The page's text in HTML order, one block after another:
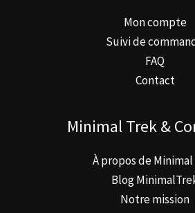
Mon compte
Suivi de
FAQ
Contact
Minimal Trek &
À propos de
Blog
Notre mission